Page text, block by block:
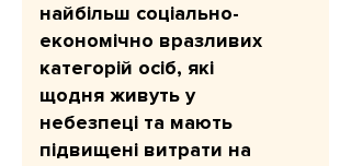
найбільш соціально-
економічно вразливих
категорій осіб, які
щодня живуть у
небезпеці та мають
підвищені витрати на